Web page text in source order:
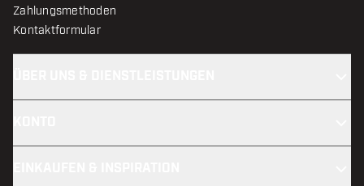
Zahlungsmethoden
Kontaktformular